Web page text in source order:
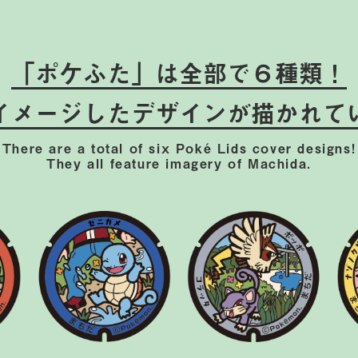
「ポケふた」は全部で６種類！
メージしたデザインが描かれて
There are a total of six Poké Lids cover designs!
They all feature imagery of Machida.